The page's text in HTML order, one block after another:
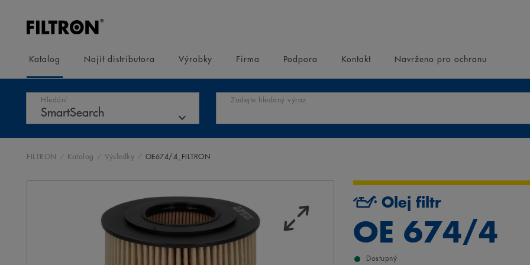
Katalog Najít distributora Výrobky Firma Podpora Kontakt Navrženo pro ochranu
Hledání Zadejte hledaný výraz
FILTRON Katalog Výsledky OE674/4_FILTRON
Olej filtr
OE 674/4
Dostupný